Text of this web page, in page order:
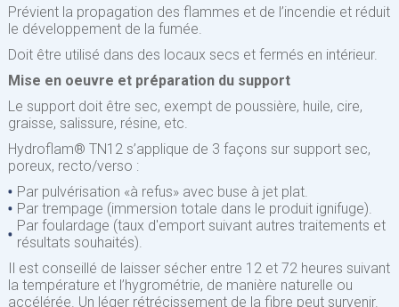
Prévient la propagation des flammes et de l’incendie et réduit
le développement de la fumée.
Doit être utilisé dans des locaux secs et fermés en intérieur.
Mise en oeuvre et préparation du support
Le support doit être sec, exempt de poussière, huile, cire,
graisse, salissure, résine, etc.
Hydroflam® TN12 s’applique de 3 façons sur support sec,
poreux, recto/verso :
Par pulvérisation «à refus» avec buse à jet plat.
Par trempage (immersion totale dans le produit ignifuge).
Par foulardage (taux d'emport suivant autres traitements et
résultats souhaités).
Il est conseillé de laisser sécher entre 12 et 72 heures suivant
la température et l’hygrométrie, de manière naturelle ou
accélérée. Un léger rétrécissement de la fibre peut survenir.